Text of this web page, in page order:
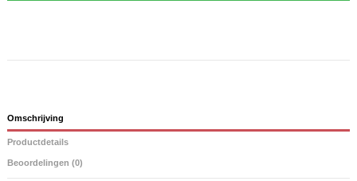
Omschrijving
Productdetails
Beoordelingen (0)